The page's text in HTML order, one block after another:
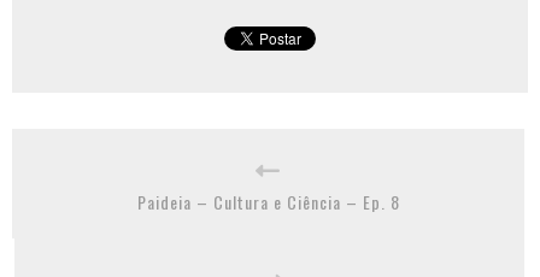
Paideia – Cultura e Ciência – Ep. 8